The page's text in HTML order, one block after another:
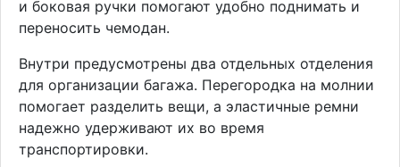
и боковая ручки помогают удобно поднимать и
переносить чемодан.
Внутри предусмотрены два отдельных отделения
для организации багажа. Перегородка на молнии
помогает разделить вещи, а эластичные ремни
надежно удерживают их во время
транспортировки.